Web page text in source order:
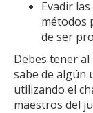
Evadir
métodos
de ser
Debes tener al
sabe de algún
utilizando el
maestros del